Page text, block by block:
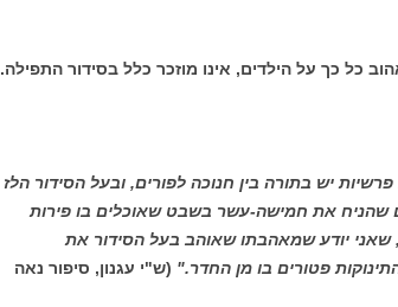
כל כך על הילדים, אינו מוזכר כלל בסידור התפילה.
יש בתורה בין חנוכה לפורים, ובעל הסידור הלז
שהניח את חמישה-עשר בשבט שאוכלים בו פירות
יודע שמאהבתו שאוהב בעל הסידור את
פטורים בו מן החדר." (ש"י עגנון, סיפור נאה